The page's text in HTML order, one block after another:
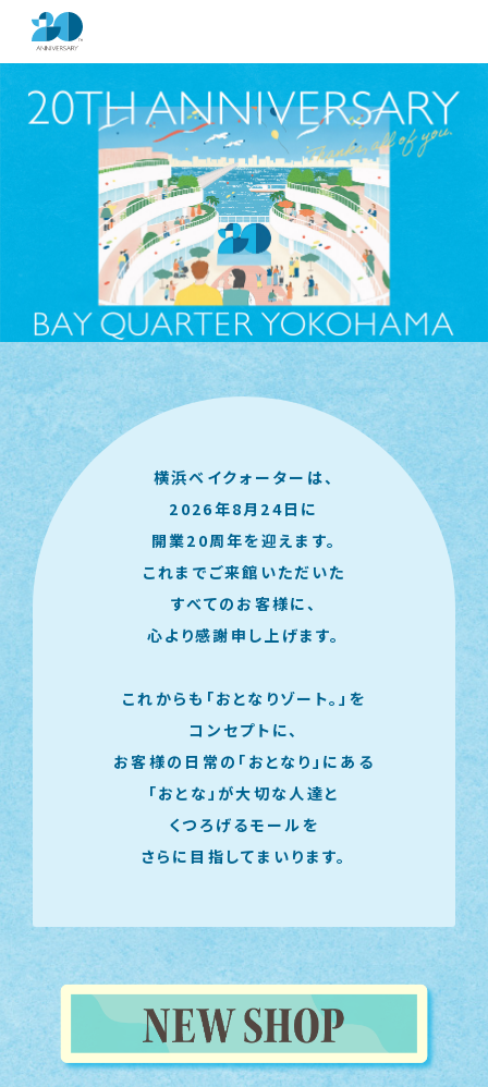
横浜ベイクォーターは、
2026年8月24日に
開業20周年を迎えます。
これまでご来館いただいた
すべてのお客様に、
心より感謝申し上げます。
これからも 「おとなりゾート。」を
コンセプトに、
お客様の日常の 「おとなり」にある
「おとな」が大切な人達と
くつろげるモールを
さらに目指してまいります。